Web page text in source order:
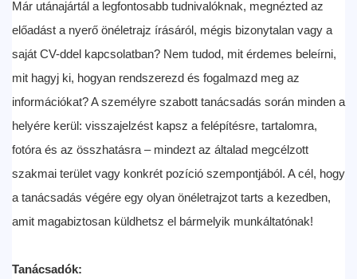
Már utánajártál a legfontosabb tudnivalóknak, megnézted az
előadást a nyerő önéletrajz írásáról, mégis bizonytalan vagy a
saját CV-ddel kapcsolatban? Nem tudod, mit érdemes beleírni,
mit hagyj ki, hogyan rendszerezd és fogalmazd meg az
információkat? A személyre szabott tanácsadás során minden a
helyére kerül: visszajelzést kapsz a felépítésre, tartalomra,
fotóra és az összhatásra – mindezt az általad megcélzott
szakmai terület vagy konkrét pozíció szempontjából. A cél, hogy
a tanácsadás végére egy olyan önéletrajzot tarts a kezedben,
amit magabiztosan küldhetsz el bármelyik munkáltatónak!
Tanácsadók: